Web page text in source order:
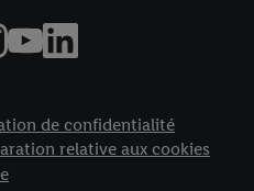
de confidentialité
relative aux cookies